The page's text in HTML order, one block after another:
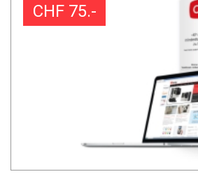
CHF 75.-